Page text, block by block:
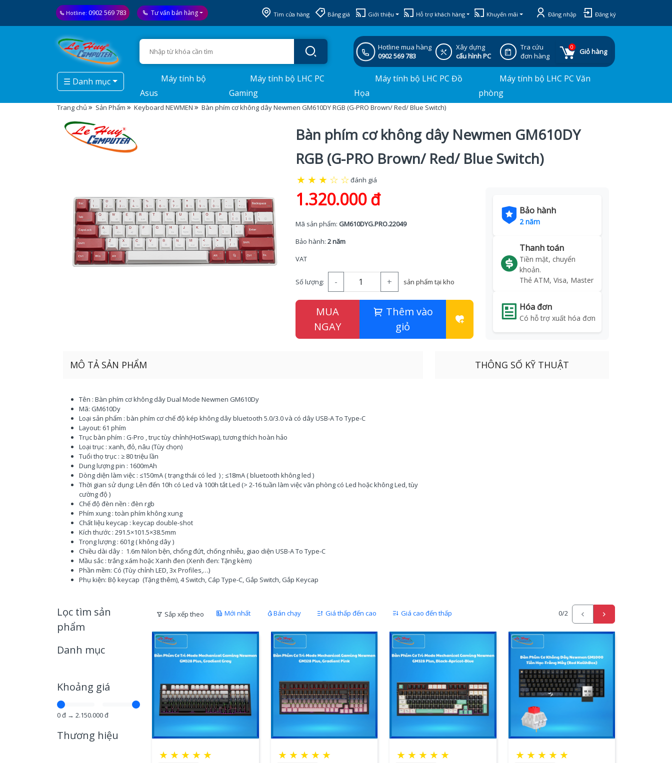
Hotline: 0902 569 783 Tư vấn bán hàng Tìm cửa hàng Bảng giá Giới thiệu Hỗ trợ khách hàng Khuyến mãi Đăng nhập Đăng ký
Hotline mua hàng
0902 569 783
Xây dựng
cấu hình PC
Tra cứu
đơn hàng
0
Giỏ hàng
☰ Danh mục
Máy tính bộ
Asus
Máy tính bộ LHC PC
Gaming
Máy tính bộ LHC PC Đồ
Họa
Máy tính bộ LHC PC Văn
phòng
Trang chủ Sản Phẩm Keyboard NEWMEN Bàn phím cơ không dây Newmen GM610DY RGB (G-PRO Brown/ Red/ Blue Switch)
Bàn phím cơ không dây Newmen GM610DY
RGB (G-PRO Brown/ Red/ Blue Switch)
★ ★ ★ ☆ ☆đánh giá
1.320.000 đ
Mã sản phẩm: GM610DYG.PRO.22049
Bảo hành: 2 năm
VAT
Số lượng: - + sản phẩm tại kho
MUA
NGAY
Thêm vào
giỏ
Bảo hành
2 năm
Thanh toán
Tiền mặt, chuyển
khoản.
Thẻ ATM, Visa, Master
Hóa đơn
Có hỗ trợ xuất hóa đơn
MÔ TẢ SẢN PHẨM
Tên : Bàn phím cơ không dây Dual Mode Newmen GM610Dy
Mã: GM610Dy
Loại sản phẩm : bàn phím cơ chế độ kép không dây bluetooth 5.0/3.0 và có dây USB-A To Type-C
Layout: 61 phím
Trục bàn phím : G-Pro , trục tùy chỉnh(HotSwap), tương thích hoàn hảo
Loại trục : xanh, đỏ, nâu (Tùy chọn)
Tuổi thọ trục : ≥ 80 triệu lần
Dung lượng pin : 1600mAh
Dòng diện làm việc : ≤150mA ( trạng thái có led ) ; ≤18mA ( bluetooth không led )
Thời gian sử dụng: Lên đến 10h có Led và 100h tắt Led (> 2-16 tuần làm việc văn phòng có Led hoặc không Led, tùy
cường độ )
Chế độ đèn nền : đèn rgb
Phím xung : toàn phím không xung
Chất liệu keycap : keycap double-shot
Kích thước : 291.5×101.5×38.5mm
Trọng lượng : 601g ( không dây )
Chiều dài dây : 1.6m Nilon bện, chống đứt, chống nhiễu, giao diện USB-A To Type-C
Mầu sắc : trắng xám hoặc Xanh đen (Xenh đen: Tặng kèm)
Phần mềm: Có (Tùy chỉnh LED, 3x Profiles,…)
Phụ kiện: Bộ keycap (Tặng thêm), 4 Switch, Cáp Type-C, Gắp Switch, Gắp Keycap
THÔNG SỐ KỸ THUẬT
Lọc tìm sản
phẩm
Danh mục
Khoảng giá
0đ → 2.150.000đ
Thương hiệu
Sắp xếp theo Mới nhất Bán chạy Giá thấp đến cao Giá cao đến thấp 0/2
★ ★ ★ ★ ★ ★ ★ ★ ★ ★ ★ ★ ★ ★ ★ ★ ★ ★ ★ ★